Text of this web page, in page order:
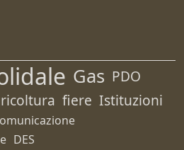
Gas PDO
fiere Istituzioni
DES